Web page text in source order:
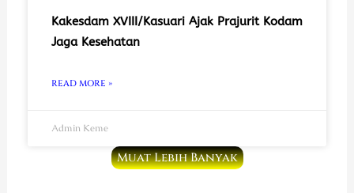
Kakesdam XVIII/Kasuari Ajak Prajurit Kodam
Jaga Kesehatan
READ MORE »
Admin Keme
Muat Lebih Banyak